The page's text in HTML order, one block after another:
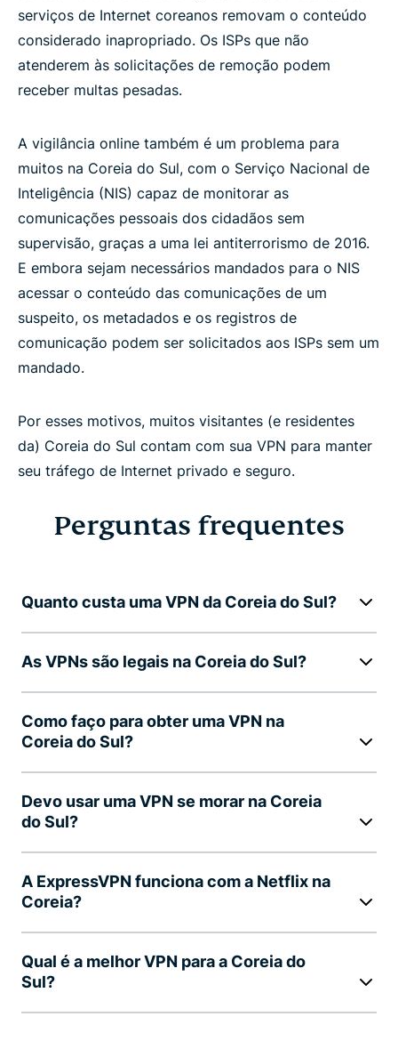
serviços de Internet coreanos removam o conteúdo
considerado inapropriado. Os ISPs que não
atenderem às solicitações de remoção podem
receber multas pesadas.
A vigilância online também é um problema para
muitos na Coreia do Sul, com o Serviço Nacional de
Inteligência (NIS) capaz de monitorar as
comunicações pessoais dos cidadãos sem
supervisão, graças a uma lei antiterrorismo de 2016.
E embora sejam necessários mandados para o NIS
acessar o conteúdo das comunicações de um
suspeito, os metadados e os registros de
comunicação podem ser solicitados aos ISPs sem um
mandado.
Por esses motivos, muitos visitantes (e residentes
da) Coreia do Sul contam com sua VPN para manter
seu tráfego de Internet privado e seguro.
Perguntas frequentes
Quanto custa uma VPN da Coreia do Sul?
As VPNs são legais na Coreia do Sul?
Como faço para obter uma VPN na
Coreia do Sul?
Devo usar uma VPN se morar na Coreia
do Sul?
A ExpressVPN funciona com a Netflix na
Coreia?
Qual é a melhor VPN para a Coreia do
Sul?